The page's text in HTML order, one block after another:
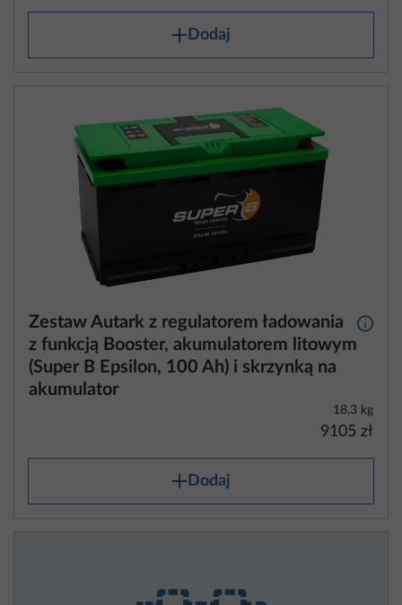
Dodaj
Zestaw Autark z regulatorem ładowania
z funkcją Booster, akumulatorem litowym
(Super B Epsilon, 100 Ah) i skrzynką na
akumulator
18,3 kg
9105 zł
Dodaj